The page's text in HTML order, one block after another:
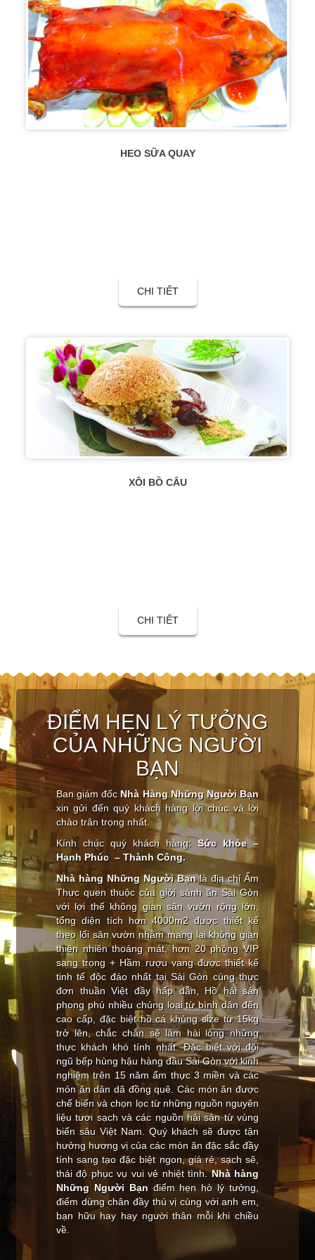
HEO SỮA QUAY
CHI TIẾT
XÔI BỒ CÂU
CHI TIẾT
ĐIỂM HẸN LÝ TƯỞNG
CỦA NHỮNG NGƯỜI
BẠN
Ban giám đốcNhà Hàng Những Người Bạn
xin gửi đến quý khách hàng lời chúc và lời
chào trân trọng nhất.
Kính chúc quý khách hàng: Sức khỏe –
Hạnh Phúc – Thành Công.
Nhà hàng Những Người Bạnlà địa chỉ Ẩm
Thực quen thuộc của giới sành ăn Sài Gòn
với lợi thế không gian sân vườn rộng lớn,
tổng diện tích hơn 4000m2 được thiết kế
theo lối sân vườn nhằm mang lại không gian
thiên nhiên thoáng mát, hơn 20 phòng VIP
sang trọng + Hầm rượu vang được thiết kế
tinh tế độc đáo nhất tại Sài Gòn cùng thực
đơn thuần Việt đầy hấp dẫn, Hồ hải sản
phong phú nhiều chủng loại từ bình dân đến
cao cấp, đặc biệt hồ cá khủng size từ 15kg
trở lên, chắc chắn sẽ làm hài lòng những
thực khách khó tính nhất. Đặc biệt với đội
ngũ bếp hùng hậu hàng đầu Sài Gòn với kinh
nghiệm trên 15 năm ẩm thực 3 miền và các
món ăn dân dã đồng quê. Các món ăn được
chế biến và chọn lọc từ những nguồn nguyên
liệu tươi sạch và các nguồn hải sản từ vùng
biển sâu Việt Nam. Quý khách sẽ được tận
hưởng hương vị của các món ăn đặc sắc đầy
tính sang tạo đặc biệt ngon, giá rẻ, sạch sẽ,
thái độ phục vụ vui vẻ nhiệt tình.Nhà hàng
Những Người Bạnđiểm hẹn hò lý tưởng,
điểm dừng chân đầy thú vị cùng với anh em,
bạn hữu hay hay người thân mỗi khi chiều
về.